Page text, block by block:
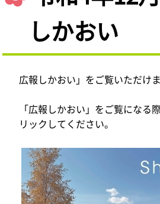
しかおい
広報しかおい」をご覧いただけま
「広報しかおい」をご覧になる
リックしてください。